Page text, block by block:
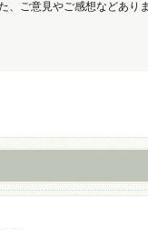
ご意見やご感想などあり